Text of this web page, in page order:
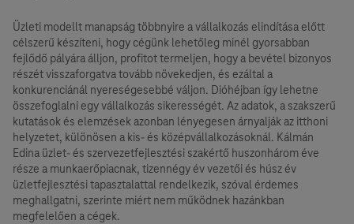
Üzleti modellt manapság többnyire a vállalkozás elindítása előtt
célszerű készíteni, hogy cégünk lehetőleg minél gyorsabban
fejlődő pályára álljon, profitot termeljen, hogy a bevétel bizonyos
részét visszaforgatva tovább növekedjen, és ezáltal a
konkurenciánál nyereségesebbé váljon. Dióhéjban így lehetne
összefoglalni egy vállalkozás sikerességét. Az adatok, a szakszerű
kutatások és elemzések azonban lényegesen árnyalják az itthoni
helyzetet, különösen a kis- és középvállalkozásoknál. Kálmán
Edina üzlet- és szervezetfejlesztési szakértő huszonhárom éve
része a munkaerőpiacnak, tizennégy év vezetői és húsz év
üzletfejlesztési tapasztalattal rendelkezik, szóval érdemes
meghallgatni, szerinte miért nem működnek hazánkban
megfelelően a cégek.